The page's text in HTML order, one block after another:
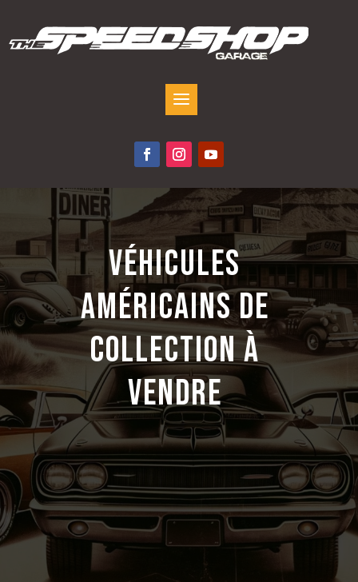
VÉHICULES
AMÉRICAINS DE
COLLECTION À
VENDRE